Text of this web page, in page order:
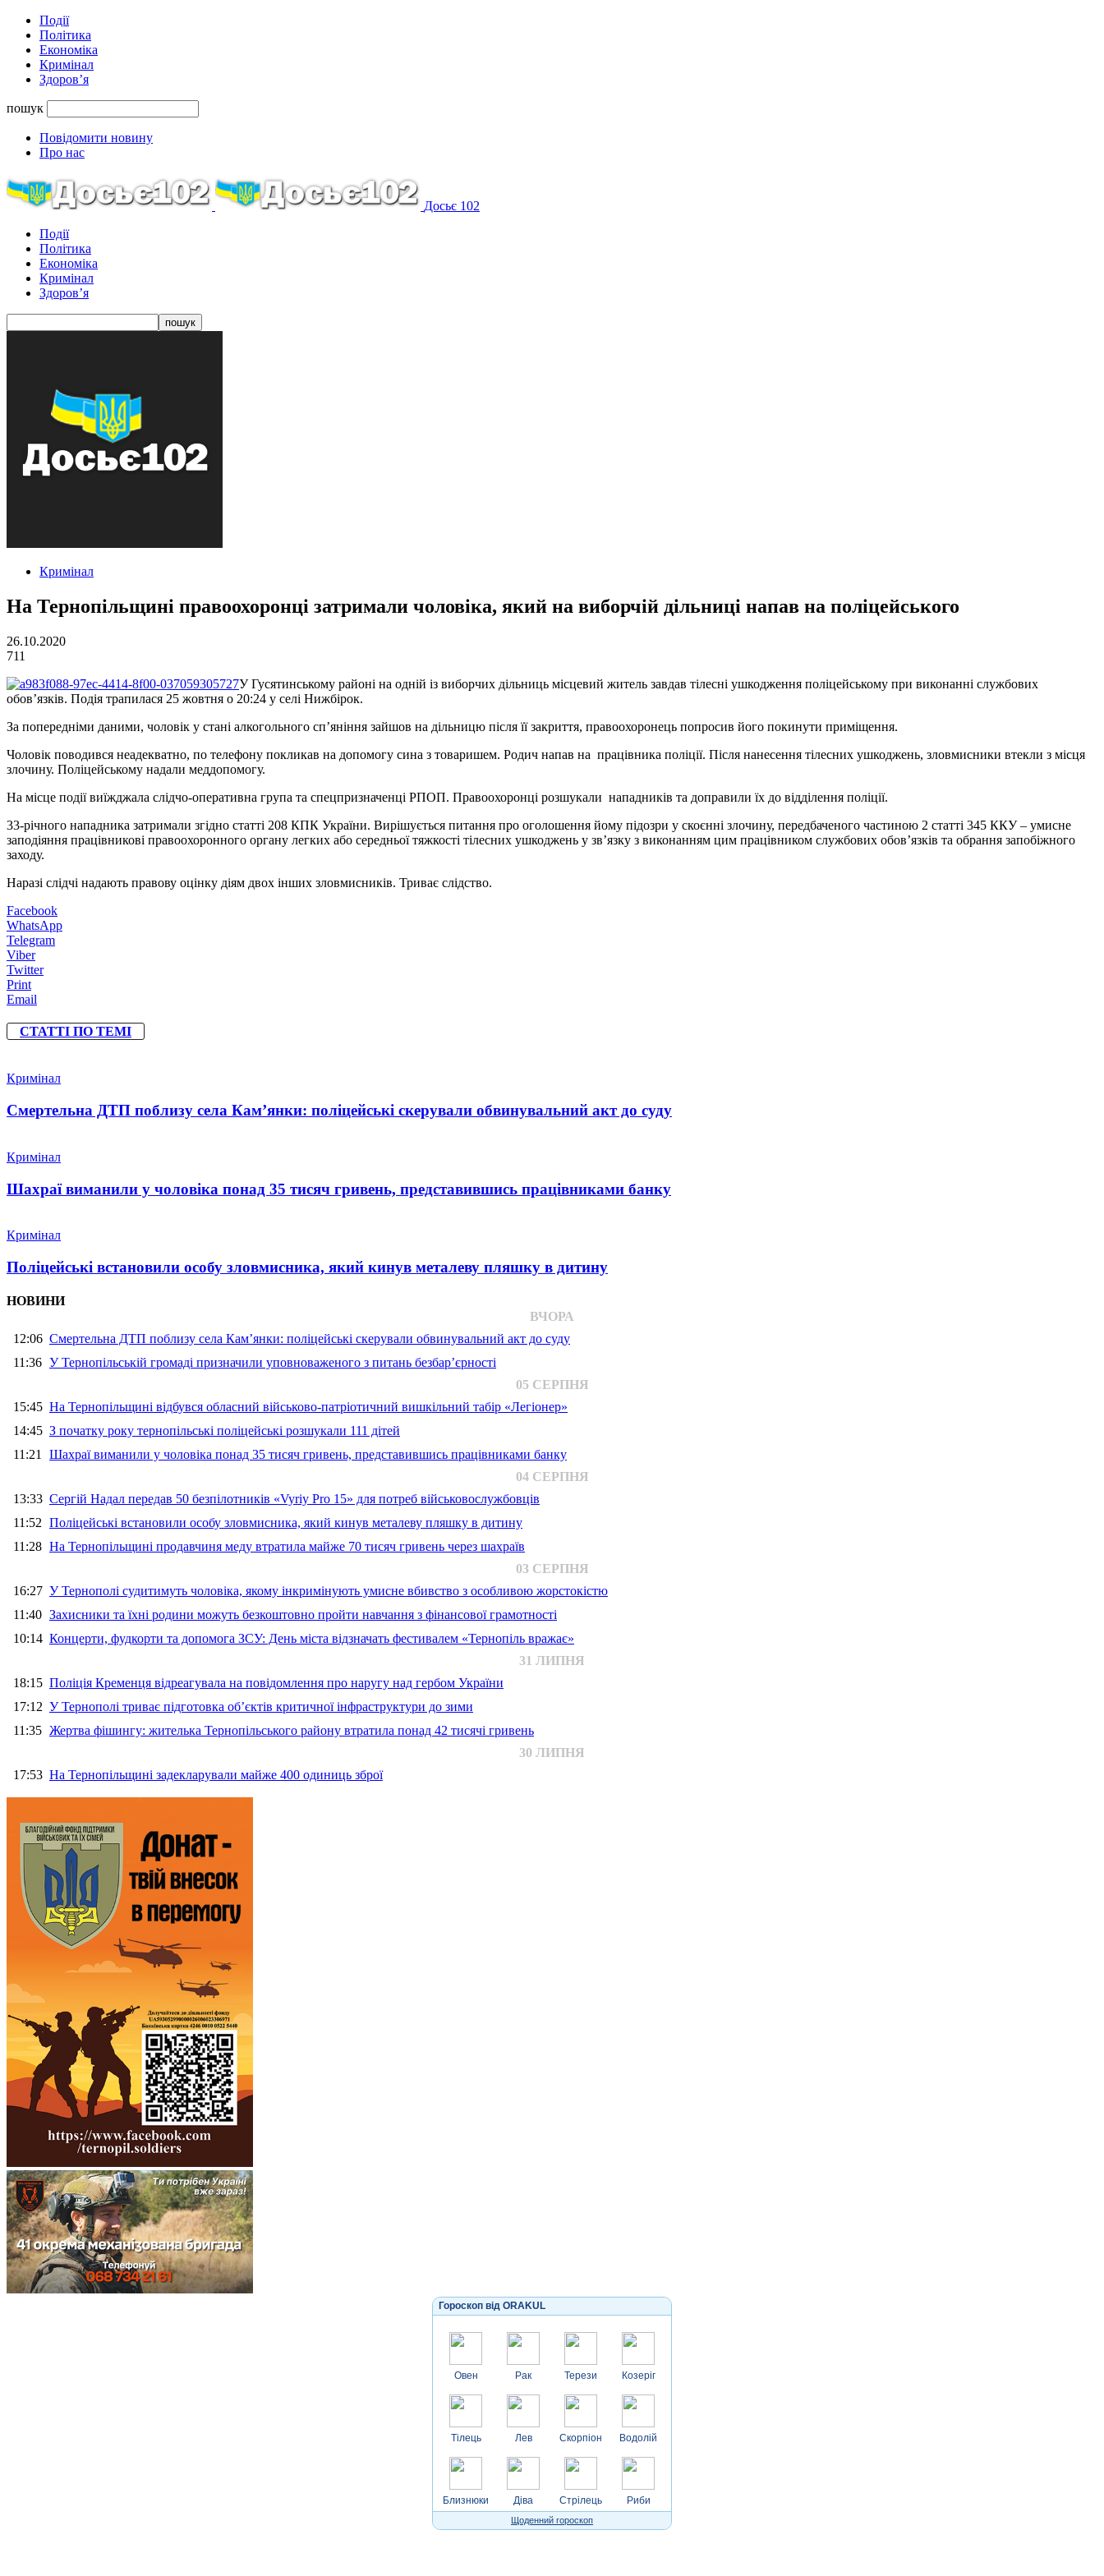
Події
Політика
Економіка
Кримінал
Здоров’я
пошук
Повідомити новину
Про нас
Досьє 102
Події
Політика
Економіка
Кримінал
Здоров’я
Кримінал
На Тернопільщині правоохоронці затримали чоловіка, який на виборчій дільниці напав на поліцейського
26.10.2020
711
У Гусятинському районі на одній із виборчих дільниць місцевий житель завдав тілесні ушкодження поліцейському при виконанні службових
обов’язків. Подія трапилася 25 жовтня о 20:24 у селі Нижбірок.
За попередніми даними, чоловік у стані алкогольного сп’яніння зайшов на дільницю після її закриття, правоохоронець попросив його покинути приміщення.
Чоловік поводився неадекватно, по телефону покликав на допомогу сина з товаришем. Родич напав на працівника поліції. Після нанесення тілесних ушкоджень, зловмисники втекли з місця
злочину. Поліцейському надали меддопомогу.
На місце події виїжджала слідчо-оперативна група та спецпризначенці РПОП. Правоохоронці розшукали нападників та доправили їх до відділення поліції.
33-річного нападника затримали згідно статті 208 КПК України. Вирішується питання про оголошення йому підозри у скоєнні злочину, передбаченого частиною 2 статті 345 ККУ – умисне
заподіяння працівникові правоохоронного органу легких або середньої тяжкості тілесних ушкоджень у зв’язку з виконанням цим працівником службових обов’язків та обрання запобіжного
заходу.
Наразі слідчі надають правову оцінку діям двох інших зловмисників. Триває слідство.
Facebook
WhatsApp
Telegram
Viber
Twitter
Print
Email
СТАТТІ ПО ТЕМІ
Кримінал
Смертельна ДТП поблизу села Кам’янки: поліцейські скерували обвинувальний акт до суду
Кримінал
Шахраї виманили у чоловіка понад 35 тисяч гривень, представившись працівниками банку
Кримінал
Поліцейські встановили особу зловмисника, який кинув металеву пляшку в дитину
НОВИНИ
ВЧОРА
12:06 Смертельна ДТП поблизу села Кам’янки: поліцейські скерували обвинувальний акт до суду
11:36 У Тернопільській громаді призначили уповноваженого з питань безбар’єрності
05 СЕРПНЯ
15:45 На Тернопільщині відбувся обласний військово-патріотичний вишкільний табір «Легіонер»
14:45 З початку року тернопільські поліцейські розшукали 111 дітей
11:21 Шахраї виманили у чоловіка понад 35 тисяч гривень, представившись працівниками банку
04 СЕРПНЯ
13:33 Сергій Надал передав 50 безпілотників «Vyriy Pro 15» для потреб військовослужбовців
11:52 Поліцейські встановили особу зловмисника, який кинув металеву пляшку в дитину
11:28 На Тернопільщині продавчиня меду втратила майже 70 тисяч гривень через шахраїв
03 СЕРПНЯ
16:27 У Тернополі судитимуть чоловіка, якому інкримінують умисне вбивство з особливою жорстокістю
11:40 Захисники та їхні родини можуть безкоштовно пройти навчання з фінансової грамотності
10:14 Концерти, фудкорти та допомога ЗСУ: День міста відзначать фестивалем «Тернопіль вражає»
31 ЛИПНЯ
18:15 Поліція Кременця відреагувала на повідомлення про наругу над гербом України
17:12 У Тернополі триває підготовка об’єктів критичної інфраструктури до зими
11:35 Жертва фішингу: жителька Тернопільського району втратила понад 42 тисячі гривень
30 ЛИПНЯ
17:53 На Тернопільщині задекларували майже 400 одиниць зброї
Гороскоп від ORAKUL
Овен
Тілець
Близнюки
Рак
Лев
Діва
Терези
Скорпіон
Стрілець
Козеріг
Водолій
Риби
Щоденний гороскоп